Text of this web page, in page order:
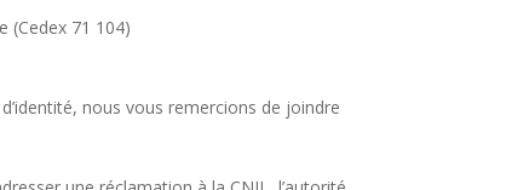
(Cedex 71 104)
nous vous remercions de joindre